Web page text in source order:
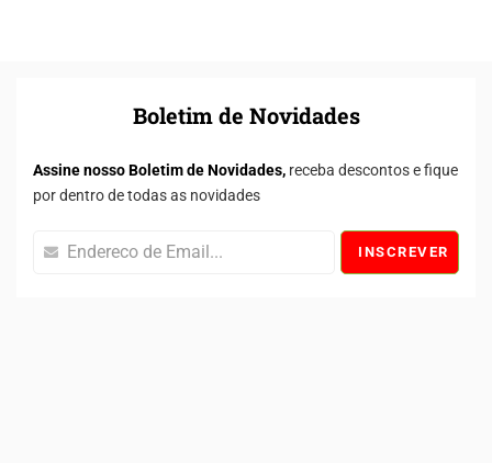
Boletim de Novidades
Assine nosso Boletim de Novidades, receba descontos e fique
por dentro de todas as novidades
INSCREVER